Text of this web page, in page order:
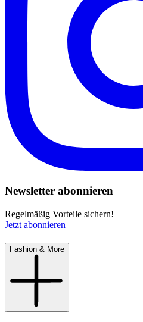
Newsletter abonnieren
Regelmäßig Vorteile sichern!
Jetzt abonnieren
Fashion & More